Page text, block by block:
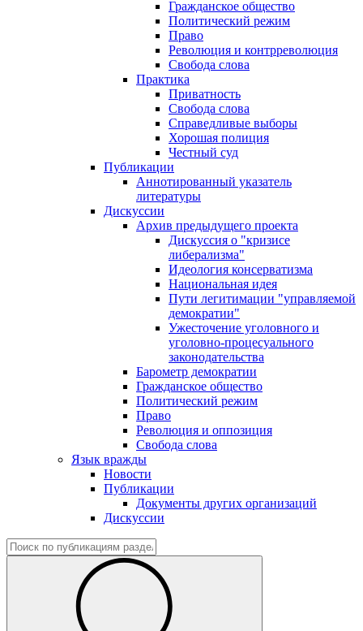
Гражданское общество
Политический режим
Право
Революция и контрреволюция
Свобода слова
Практика
Приватность
Свобода слова
Справедливые выборы
Хорошая полиция
Честный суд
Публикации
Аннотированный указатель
литературы
Дискуссии
Архив предыдущего проекта
Дискуссия о "кризисе
либерализма"
Идеология консерватизма
Национальная идея
Пути легитимации "управляемой
демократии"
Ужесточение уголовного и
уголовно-процесуального
законодательства
Барометр демократии
Гражданское общество
Политический режим
Право
Революция и оппозиция
Свобода слова
Язык вражды
Новости
Публикации
Документы других организаций
Дискуссии